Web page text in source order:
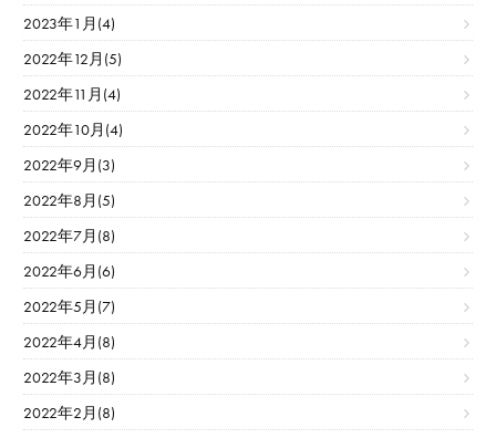
2023年1月(4)
2022年12月(5)
2022年11月(4)
2022年10月(4)
2022年9月(3)
2022年8月(5)
2022年7月(8)
2022年6月(6)
2022年5月(7)
2022年4月(8)
2022年3月(8)
2022年2月(8)